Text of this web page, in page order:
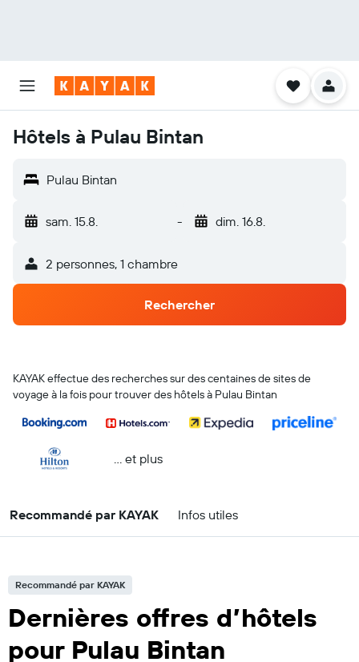
Hôtels à Pulau Bintan
Pulau Bintan
sam. 15.8. - dim. 16.8.
2 personnes, 1 chambre
Rechercher
KAYAK effectue des recherches sur des centaines de sites de
voyage à la fois pour trouver des hôtels à Pulau Bintan
… et plus
Recommandé par KAYAK Infos utiles
Recommandé par KAYAK
Dernières offres d’hôtels
pour Pulau Bintan